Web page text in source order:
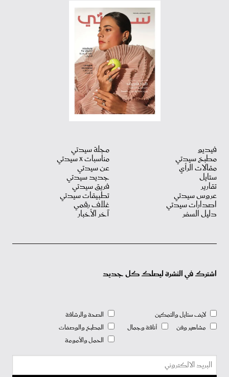
فيديو
مطبخ سيدتي
مقالات الرأي
ستايل
تقارير
عروس سيدتي
اصدارات سيدتي
دليل السفر
مجلة سيدتي
مناسبات X سيدتي
عن سيدتي
جديد سيدتي
فريق سيدتي
تطبيقات سيدتي
غلاف رقمي
آخر الأخبار
اشترك في النشرة ليصلك كل جديد
لايف ستايل والتمكين
مشاهير وفن
أناقة وجمال
الصحة والرشاقة
المطبخ والوصفات
الحمل والأمومة